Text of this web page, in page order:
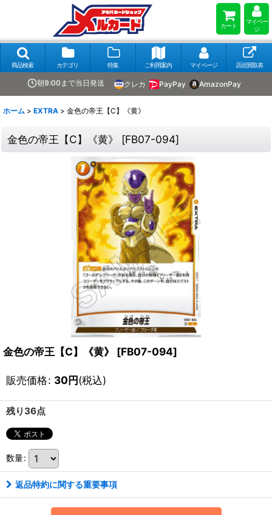
カート
マイペー
ジ
商品検索 カテゴリ 特集 ご利用案内 マイページ 店頭買取表
朝9:00まで当日発送 クレカ PayPay AmazonPay
ホーム > EXTRA > 金色の帝王【C】《黄》
金色の帝王【C】《黄》 [FB07-094]
金色の帝王【C】《黄》 [FB07-094]
販売価格: 30円(税込)
残り36点
数量:
返品特約に関する重要事項